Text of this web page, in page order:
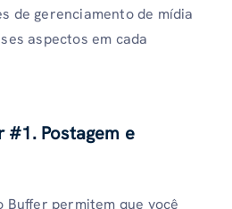
de gerenciamento de mídia
aspectos em cada
#1. Postagem e
Buffer permitem que você